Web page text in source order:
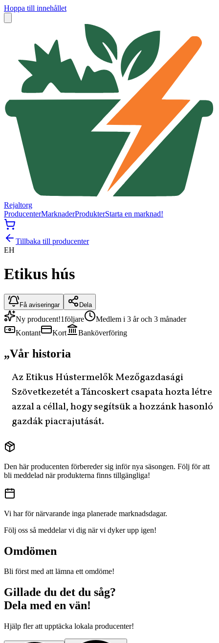
Hoppa till innehållet
Rejaltorg
ProducenterMarknaderProdukterStarta en marknad!
Tillbaka till producenter
EH
Etikus hús
Få aviseringar Dela
Ny producent!1följare
Medlem i 3 år och 3 månader
Kontant
Kort Banköverföring
„Vår historia
Az Etikus Hústermelők Mezőgazdasági
Szövetkezetét a Táncoskert csapata hozta létre
azzal a céllal, hogy segítsük a hozzánk hasonló
gazdák piacrajutását.
Den här producenten förbereder sig inför nya säsongen. Följ för att
bli meddelad när produkterna finns tillgängliga!
Vi har för närvarande inga planerade marknadsdagar.
Följ oss så meddelar vi dig när vi dyker upp igen!
Omdömen
Bli först med att lämna ett omdöme!
Gillade du det du såg?
Dela med en vän!
Hjälp fler att upptäcka lokala producenter!